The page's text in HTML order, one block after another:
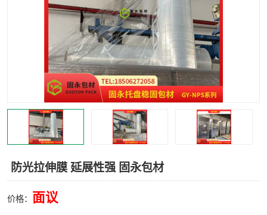
防光拉伸膜 延展性强 固永包材
价格： 面议
托盘裹包网兜
托盘捆绑带